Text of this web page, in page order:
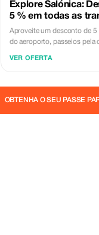
Explore Salónica:
5 % em todas as
Aproveite um desconto de 5
do aeroporto, passeios pela
VER OFERTA
OBTENHA O SEU PASSE